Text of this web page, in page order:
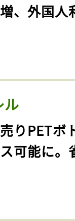
、外国人
ル
りPETボ
可能に。